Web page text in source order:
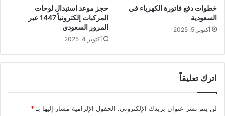
خطوات دفع فاتورة الكهرباء في
السعودية
أكتوبر 5, 2025
حجز موعد استبدال لوحات
المركبات إلكترونياً 1447 عبر
المرور السعودي
أكتوبر 4, 2025
اترك تعليقاً
لن يتم نشر عنوان بريدك الإلكتروني. الحقول الإلزامية مشار إليها بـ *